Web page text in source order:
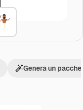
Genera un